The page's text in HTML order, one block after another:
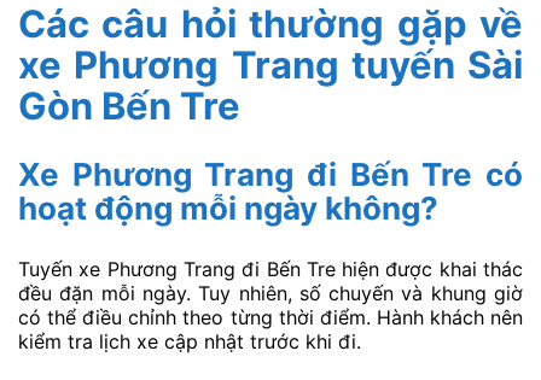
Các câu hỏi thường gặp về
xe Phương Trang tuyến Sài
Gòn Bến Tre
Xe Phương Trang đi Bến Tre có
hoạt động mỗi ngày không?
Tuyến xe Phương Trang đi Bến Tre hiện được khai thác
đều đặn mỗi ngày. Tuy nhiên, số chuyến và khung giờ
có thể điều chỉnh theo từng thời điểm. Hành khách nên
kiểm tra lịch xe cập nhật trước khi đi.